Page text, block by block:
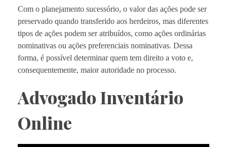
Com o planejamento sucessório, o valor das ações pode ser
preservado quando transferido aos herdeiros, mas diferentes
tipos de ações podem ser atribuídos, como ações ordinárias
nominativas ou ações preferenciais nominativas. Dessa
forma, é possível determinar quem tem direito a voto e,
consequentemente, maior autoridade no processo.
Advogado Inventário
Online